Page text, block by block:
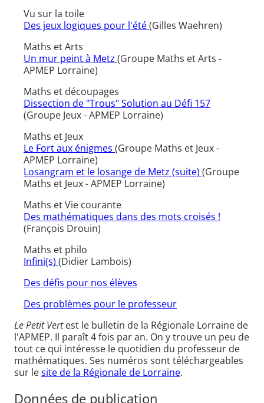
Vu sur la toile
Des jeux logiques pour l'été(Gilles Waehren)
Maths et Arts
Un mur peint à Metz (Groupe Maths et Arts -
APMEP Lorraine)
Maths et découpages
Dissection de "Trous" Solution au Défi 157
(Groupe Jeux - APMEP Lorraine)
Maths et Jeux
Le Fort aux énigmes (Groupe Maths et Jeux -
APMEP Lorraine)
Losangram et le losange de Metz (suite) (Groupe
Maths et Jeux - APMEP Lorraine)
Maths et Vie courante
Des mathématiques dans des mots croisés !
(François Drouin)
Maths et philo
Infini(s) (Didier Lambois)
Des défis pour nos élèves
Des problèmes pour le professeur
Le Petit Vertest le bulletin de la Régionale Lorraine de
l'APMEP. Il paraît 4 fois par an. On y trouve un peu de
tout ce qui intéresse le quotidien du professeur de
mathématiques. Ses numéros sont téléchargeables
sur lesite de la Régionale de Lorraine.
Données de publication